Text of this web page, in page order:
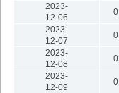
2023-
12-06
0
2023-
12-07
0
2023-
12-08
0
2023-
12-09
0